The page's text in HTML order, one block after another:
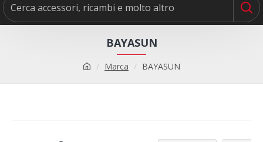
Marca BAYASUN
BAYASUN